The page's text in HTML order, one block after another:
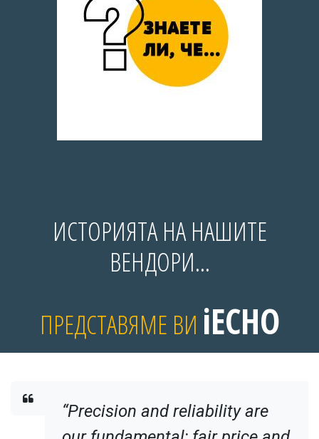
ИСТОРИЯТА НА НАШИТЕ
ВЕНДОРИ...
ПРЕДСТАВЯМЕ ВИ iECHO
“Precision and reliability are